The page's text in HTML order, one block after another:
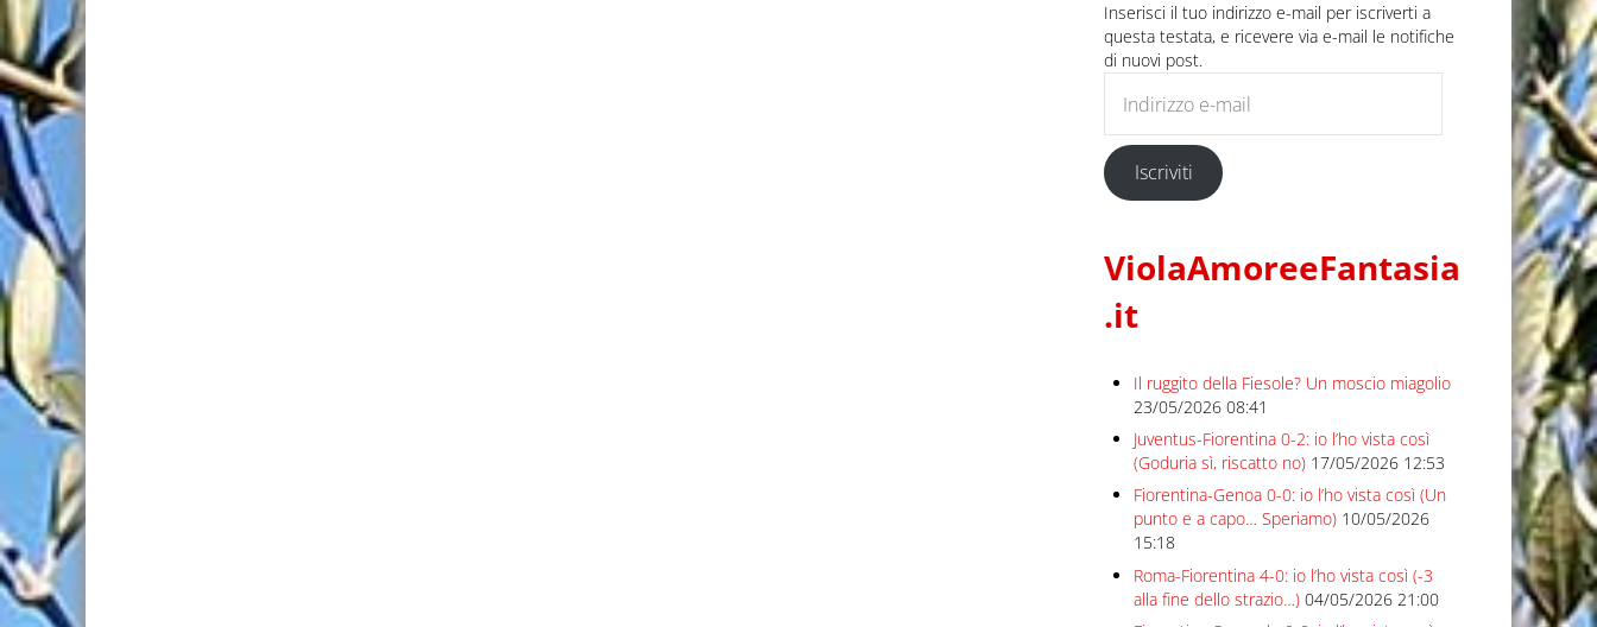
Inserisci il tuo indirizzo e-mail per iscriverti a
questa testata, e ricevere via e-mail le notifiche
di nuovi post.
Iscriviti
ViolaAmoreeFantasia
.it
Il ruggito della Fiesole? Un moscio miagolio
23/05/2026 08:41
Juventus-Fiorentina 0-2: io l’ho vista così
(Goduria sì, riscatto no) 17/05/2026 12:53
Fiorentina-Genoa 0-0: io l’ho vista così (Un
punto e a capo… Speriamo) 10/05/2026
15:18
Roma-Fiorentina 4-0: io l’ho vista così (-3
alla fine dello strazio…) 04/05/2026 21:00